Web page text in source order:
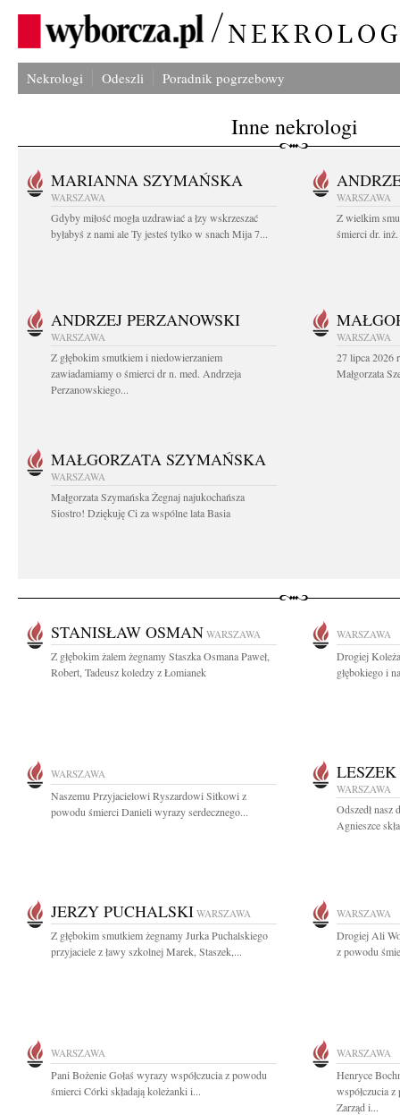
Nekrologi Odeszli Poradnik pogrzebowy
Inne nekrologi
MARIANNA SZYMAŃSKA
WARSZAWA
Gdyby miłość mogła uzdrawiać a łzy wskrzeszać
byłabyś z nami ale Ty jesteś tylko w snach Mija 7...
WARSZAWA
Z wielkim
śmierci dr.
ANDRZEJ PERZANOWSKI
WARSZAWA
Z głębokim smutkiem i niedowierzaniem
zawiadamiamy o śmierci dr n. med. Andrzeja
Perzanowskiego...
WARSZAWA
27 lipca 2026
Małgorzata
MAŁGORZATA SZYMAŃSKA
WARSZAWA
Małgorzata Szymańska Żegnaj najukochańsza
Siostro! Dziękuję Ci za wspólne lata Basia
STANISŁAW OSMAN WARSZAWA
Z głębokim żalem żegnamy Staszka Osmana Paweł,
Robert, Tadeusz koledzy z Łomianek
WARSZAWA
Drogiej
głębokiego i
WARSZAWA
Naszemu Przyjacielowi Ryszardowi Sitkowi z
powodu śmierci Danieli wyrazy serdecznego...
WARSZAWA
Odszedł nasz
Agnieszce
JERZY PUCHALSKI WARSZAWA
Z głębokim smutkiem żegnamy Jurka Puchalskiego
przyjaciele z ławy szkolnej Marek, Staszek,...
WARSZAWA
Drogiej Ali
z powodu
WARSZAWA
Pani Bożenie Gołaś wyrazy współczucia z powodu
śmierci Córki składają koleżanki i...
WARSZAWA
Henryce
współczucia
Zarząd i...